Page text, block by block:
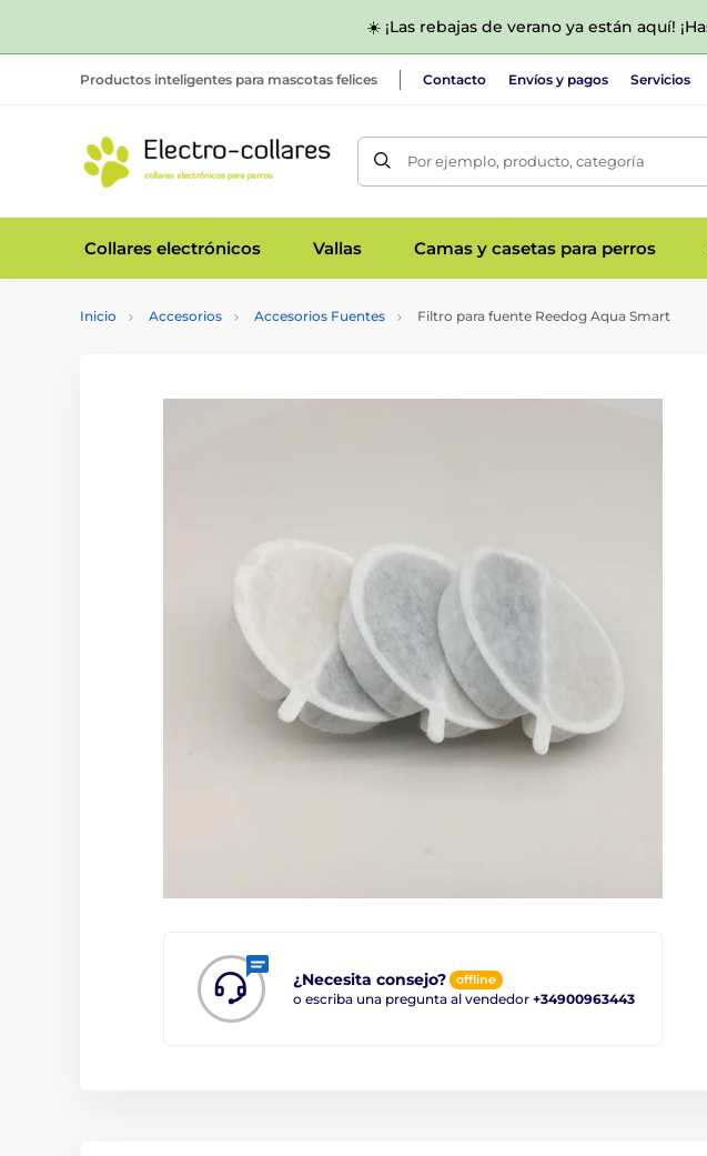
☀️ ¡Las rebajas de verano ya están aquí!
Productos inteligentes para mascotas felices Contacto Envíos y pagos Servicios
Por ejemplo, producto, categoría
Collares electrónicos Vallas Camas y casetas para perros
Inicio Accesorios Accesorios Fuentes Filtro para fuente Reedog Aqua Smart
¿Necesita consejo? offline
o escriba una pregunta al vendedor +34900963443